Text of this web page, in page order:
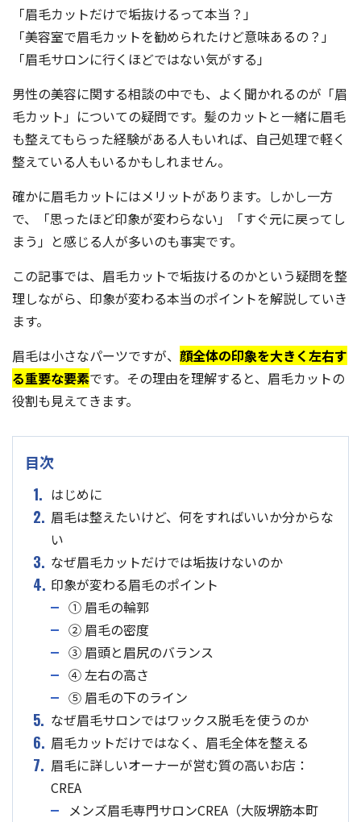
受付時間 12：00～21：00（不定休）
「眉毛カットだけで垢抜けるって本当？」
「美容室で眉毛カットを勧められたけど意味あるの？」
「眉毛サロンに行くほどではない気がする」
男性の美容に関する相談の中でも、よく聞かれるのが「眉
毛カット」についての疑問です。髪のカットと一緒に眉毛
も整えてもらった経験がある人もいれば、自己処理で軽く
整えている人もいるかもしれません。
確かに眉毛カットにはメリットがあります。しかし一方
で、「思ったほど印象が変わらない」「すぐ元に戻ってし
まう」と感じる人が多いのも事実です。
この記事では、眉毛カットで垢抜けるのかという疑問を整
理しながら、印象が変わる本当のポイントを解説していき
ます。
眉毛は小さなパーツですが、 顔全体の印象を大きく左右す
る重要な要素です。その理由を理解すると、眉毛カットの
役割も見えてきます。
目次
1. はじめに
2. 眉毛は整えたいけど、何をすればいいか分からな
い
3. なぜ眉毛カットだけでは垢抜けないのか
4. 印象が変わる眉毛のポイント
① 眉毛の輪郭
② 眉毛の密度
③ 眉頭と眉尻のバランス
④ 左右の高さ
⑤ 眉毛の下のライン
5. なぜ眉毛サロンではワックス脱毛を使うのか
6. 眉毛カットだけではなく、眉毛全体を整える
7. 眉毛に詳しいオーナーが営む質の高いお店：
CREA
メンズ眉毛専門サロンCREA（大阪堺筋本町